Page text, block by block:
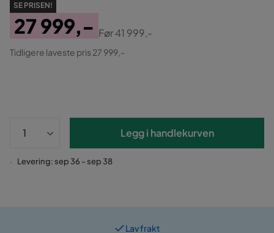
SE PRISEN!
Pris
27 999,-
Original
Før41 999,-
Tidligere laveste pris 27 999,-
Legg i handlekurven
Levering: sep 36 - sep 38